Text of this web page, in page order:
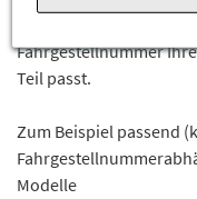
Fahrgestellnummer
Teil passt.
Zum Beispiel passend
Modelle